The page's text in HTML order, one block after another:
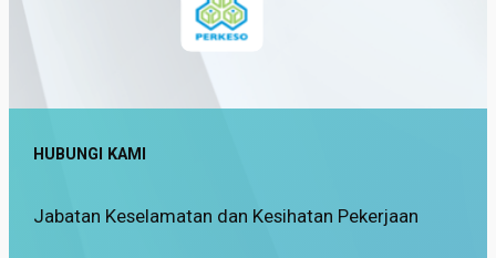
HUBUNGI KAMI
Jabatan Keselamatan dan Kesihatan Pekerjaan